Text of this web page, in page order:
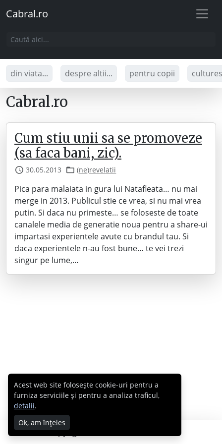
Cabral.ro
din viata... despre altii... pentru copii
Cabral.ro
Cum stiu unii sa se promoveze
(sa faca bani, zic).
30.05.2013 (ne)revelatii
Pica para malaiata in gura lui Natafleata… nu mai
merge in 2013. Publicul stie ce vrea, si nu mai vrea
putin. Si daca nu primeste… se foloseste de toate
canalele media de generatie noua pentru a share-ui
impartasi experientele avute cu brandul tau. Si
daca experientele n-au fost bune… te vei trezi
singur pe lume,…
Copyright © 2007 - 2026 Cabral.ro
Acest web site folosește cookie-uri pentru a
furniza serviciile și pentru a analiza traficul,
detalii.
Ok, am înțeles